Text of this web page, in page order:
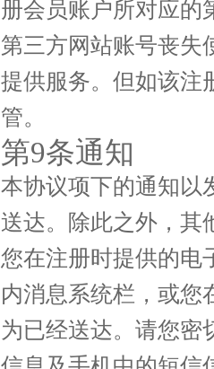
册会员账户所对应的
第三方网站账号丧失
提供服务。但如该注
管。
第9条通知
本协议项下的通知以
送达。除此之外，其
您在注册时提供的电
内消息系统栏，或您
为已经送达。请您密